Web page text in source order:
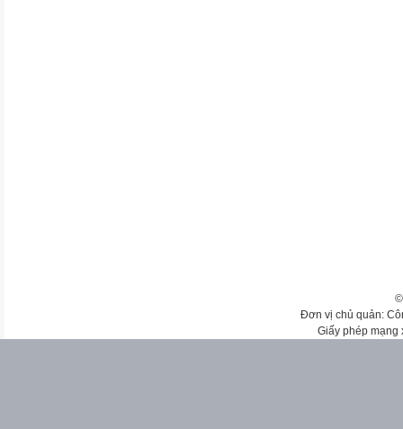
Đơn vị chủ quản:
Giấy phép mạng